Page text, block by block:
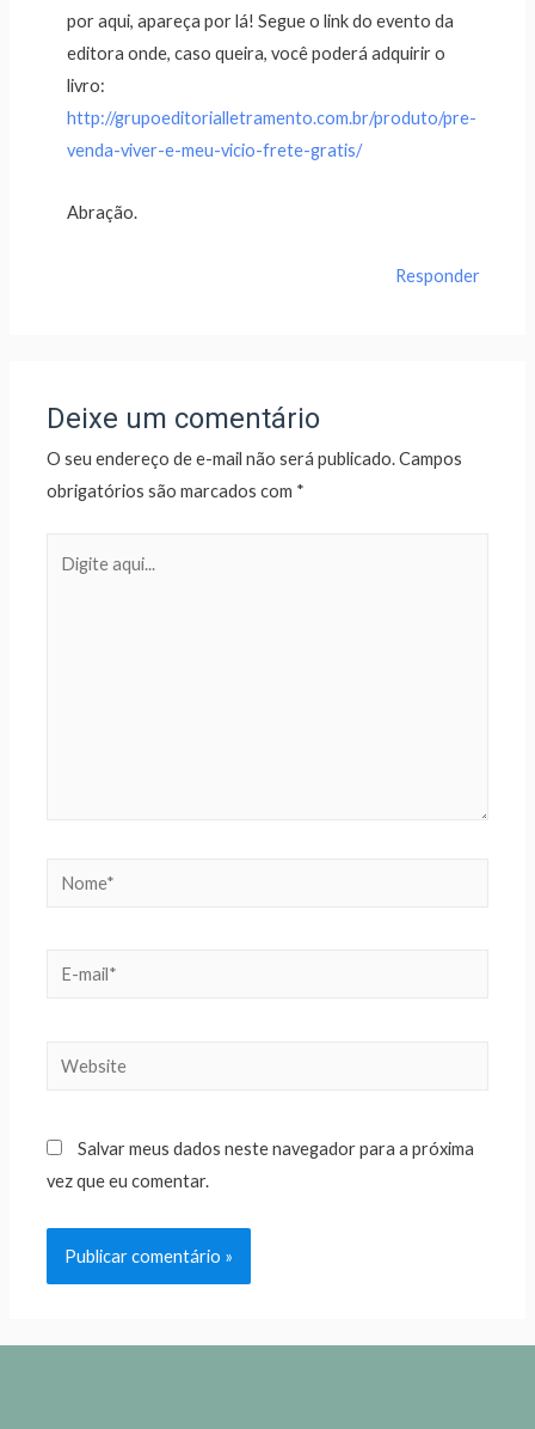
por aqui, apareça por lá! Segue o link do evento da
editora onde, caso queira, você poderá adquirir o
livro:
http://grupoeditorialletramento.com.br/produto/pre-
venda-viver-e-meu-vicio-frete-gratis/
Abração.
Responder
Deixe um comentário
O seu endereço de e-mail não será publicado.Campos
obrigatórios são marcados com *
Salvar meus dados neste navegador para a próxima
vez que eu comentar.